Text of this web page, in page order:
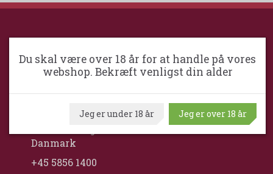
Wine
Middelfartvej 2
Danmark
+45 5856 1400
Du skal være over 18 år for at handle på vores
webshop. Bekræft venligst din alder
Jeg er under 18 år Jeg er over 18 år